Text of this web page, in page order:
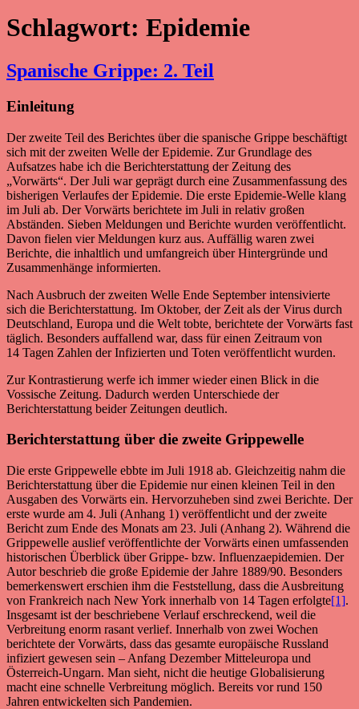
Schlagwort: Epidemie
Spanische Grippe: 2. Teil
Einleitung
Der zweite Teil des Berichtes über die spanische Grippe beschäftigt
sich mit der zweiten Welle der Epidemie. Zur Grundlage des
Aufsatzes habe ich die Berichterstattung der Zeitung des
„Vorwärts“. Der Juli war geprägt durch eine Zusammenfassung des
bisherigen Verlaufes der Epidemie. Die erste Epidemie-Welle klang
im Juli ab. Der Vorwärts berichtete im Juli in relativ großen
Abständen. Sieben Meldungen und Berichte wurden veröffentlicht.
Davon fielen vier Meldungen kurz aus. Auffällig waren zwei
Berichte, die inhaltlich und umfangreich über Hintergründe und
Zusammenhänge informierten.
Nach Ausbruch der zweiten Welle Ende September intensivierte
sich die Berichterstattung. Im Oktober, der Zeit als der Virus durch
Deutschland, Europa und die Welt tobte, berichtete der Vorwärts fast
täglich. Besonders auffallend war, dass für einen Zeitraum von
14 Tagen Zahlen der Infizierten und Toten veröffentlicht wurden.
Zur Kontrastierung werfe ich immer wieder einen Blick in die
Vossische Zeitung. Dadurch werden Unterschiede der
Berichterstattung beider Zeitungen deutlich.
Berichterstattung über die zweite Grippewelle
Die erste Grippewelle ebbte im Juli 1918 ab. Gleichzeitig nahm die
Berichterstattung über die Epidemie nur einen kleinen Teil in den
Ausgaben des Vorwärts ein. Hervorzuheben sind zwei Berichte. Der
erste wurde am 4. Juli (Anhang 1) veröffentlicht und der zweite
Bericht zum Ende des Monats am 23. Juli (Anhang 2). Während die
Grippewelle auslief veröffentlichte der Vorwärts einen umfassenden
historischen Überblick über Grippe- bzw. Influenzaepidemien. Der
Autor beschrieb die große Epidemie der Jahre 1889/90. Besonders
bemerkenswert erschien ihm die Feststellung, dass die Ausbreitung
von Frankreich nach New York innerhalb von 14 Tagen erfolgte[1].
Insgesamt ist der beschriebene Verlauf erschreckend, weil die
Verbreitung enorm rasant verlief. Innerhalb von zwei Wochen
berichtete der Vorwärts, dass das gesamte europäische Russland
infiziert gewesen sein – Anfang Dezember Mitteleuropa und
Österreich-Ungarn. Man sieht, nicht die heutige Globalisierung
macht eine schnelle Verbreitung möglich. Bereits vor rund 150
Jahren entwickelten sich Pandemien.